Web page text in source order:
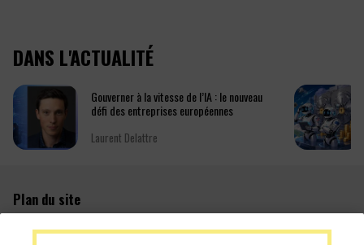
DANS L'ACTUALITÉ
Gouverner à la vitesse de l’IA : le nouveau
défi des entreprises européennes
Laurent Delattre
Plan du site